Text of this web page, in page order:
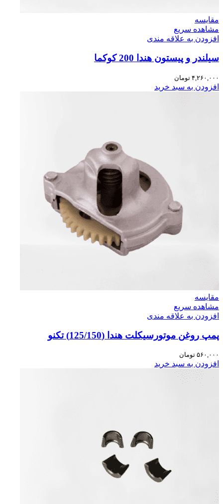
مقایسه
مشاهده سریع
افزودن به علاقه مندی
سیلندر و پیستون هندا 200 کوکما
۴,۲۶۰,۰۰۰ تومان
افزودن به سبد خرید
مقایسه
مشاهده سریع
افزودن به علاقه مندی
پمپ روغن موتورسیکلت هندا (125/150) تکنو
۵۶۰,۰۰۰ تومان
افزودن به سبد خرید